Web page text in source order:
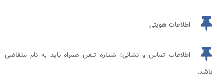
اطلاعات هویتی
اطلاعات تماس و نشانی؛ شماره تلفن همراه باید به نام متقاضی
باشد.